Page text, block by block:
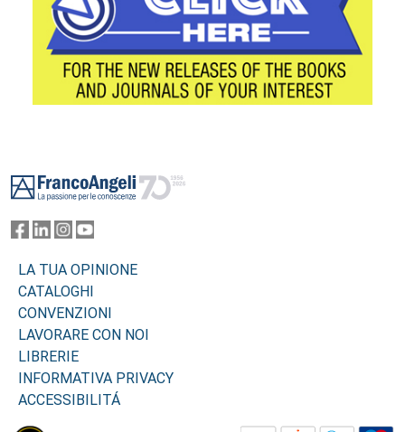
LA TUA OPINIONE
CATALOGHI
CONVENZIONI
LAVORARE CON NOI
LIBRERIE
INFORMATIVA PRIVACY
ACCESSIBILITÁ